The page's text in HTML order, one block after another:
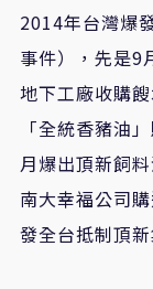
2014年台灣爆
事件），先是9
地下工廠收購
「全統香豬油
月爆出頂新飼
南大幸福公司
發全台抵制頂